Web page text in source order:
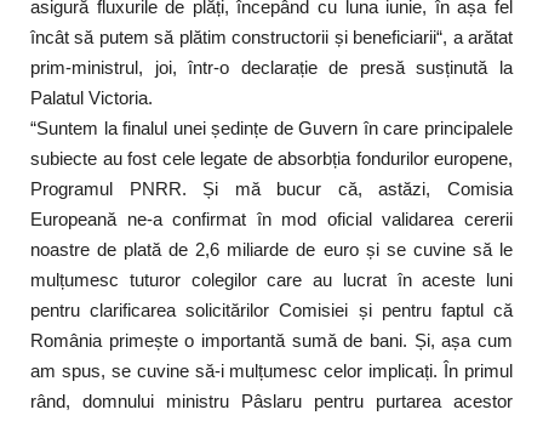
asigură fluxurile de plăți, începând cu luna iunie, în așa fel
încât să putem să plătim constructorii și beneficiarii“, a arătat
prim-ministrul, joi, într-o declarație de presă susținută la
Palatul Victoria.
“Suntem la finalul unei ședințe de Guvern în care principalele
subiecte au fost cele legate de absorbția fondurilor europene,
Programul PNRR. Și mă bucur că, astăzi, Comisia
Europeană ne-a confirmat în mod oficial validarea cererii
noastre de plată de 2,6 miliarde de euro și se cuvine să le
mulțumesc tuturor colegilor care au lucrat în aceste luni
pentru clarificarea solicitărilor Comisiei și pentru faptul că
România primește o importantă sumă de bani. Și, așa cum
am spus, se cuvine să-i mulțumesc celor implicați. În primul
rând, domnului ministru Pâslaru pentru purtarea acestor